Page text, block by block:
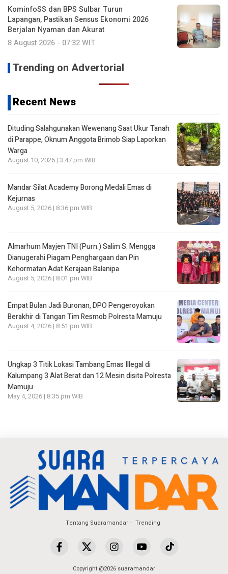
KominfoSS dan BPS Sulbar Turun
Lapangan, Pastikan Sensus Ekonomi 2026
Berjalan Nyaman dan Akurat
8 August 2026 - 07:32 WIT
Trending on Advertorial
Recent News
Dituding Salahgunakan Wewenang Saat Ukur Tanah
di Parappe, Oknum Anggota Brimob Siap Laporkan
Warga
August 10, 2026 | 3:47 pm WIB
Mandar Silat Academy Borong Medali Emas di
Kejurnas
August 5, 2026 | 8:36 pm WIB
Almarhum Mayjen TNI (Purn.) Salim S. Mengga
Dianugerahi Piagam Penghargaan dan Pin
Kehormatan Adat Kerajaan Balanipa
August 5, 2026 | 8:01 pm WIB
Empat Bulan Jadi Buronan, DPO Pengeroyokan
Berakhir di Tangan Tim Resmob Polresta Mamuju
August 4, 2026 | 8:51 pm WIB
Ungkap 3 Titik Lokasi Tambang Emas Illegal di
Kalumpang 3 Alat Berat dan 12 Mesin disita Polresta
Mamuju
May 4, 2026 | 8:35 pm WIB
Tentang Suaramandar Trending
Copyright @2026 suaramandar